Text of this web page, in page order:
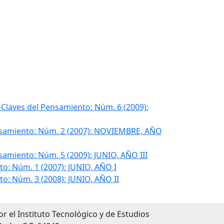
del Pensamiento: Núm. 6 (2009):
Núm. 2 (2007): NOVIEMBRE, AÑO
Núm. 5 (2009): JUNIO, AÑO III
Núm. 1 (2007): JUNIO, AÑO I
Núm. 3 (2008): JUNIO, AÑO II
el Instituto Tecnológico y de Estudios